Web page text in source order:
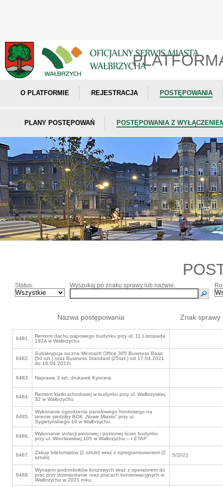
O PLATFORMIE REJESTRACJA POSTĘPOWANIA
PLANY POSTĘPOWAŃ POSTĘPOWANIA Z
Status: Wyszukaj po znaku sprawy lub nazwie:
Nazwa postępowania Znak sprawy
6481.
Remont dachu papowego budynku przy ul. 11 Listopada
192A w Wałbrzychu
6482.
Subskrypcja roczna Microsoft Office 365 Business Basic
(50 szt.) oraz Business Standard (25szt.) od 17.04.2021
do 16.04.2022r.
6483. Naprawa 3 szt. drukarek Kyocera
6484.
Remont klatki schodowej w budynku przy ul. Wałbrzyskiej
32 w Wałbrzychu
6485.
Wykonanie ogrodzenia panelowego frontowego na
terenie siedziby BOK „Nowe Miasto” przy ul.
Sygietyńskiego 19 w Wałbrzychu.
6486.
Wykonanie izolacji pionowej i poziomej ścian budynku
przy ul. Wrocławskiej 105 w Wałbrzychu – I ETAP
6487.
Zakup biletomatów (2 sztuki) wraz z oprogramowaniem (2
sztuki)
5/2021
6488.
Wynajem podnośników koszowych wraz z operatorem do
prac przy drzewostanie oraz pracach konserwacyjnych w
Wałbrzychu w 2021 roku.